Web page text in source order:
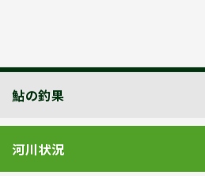
鮎の釣果
河川状況